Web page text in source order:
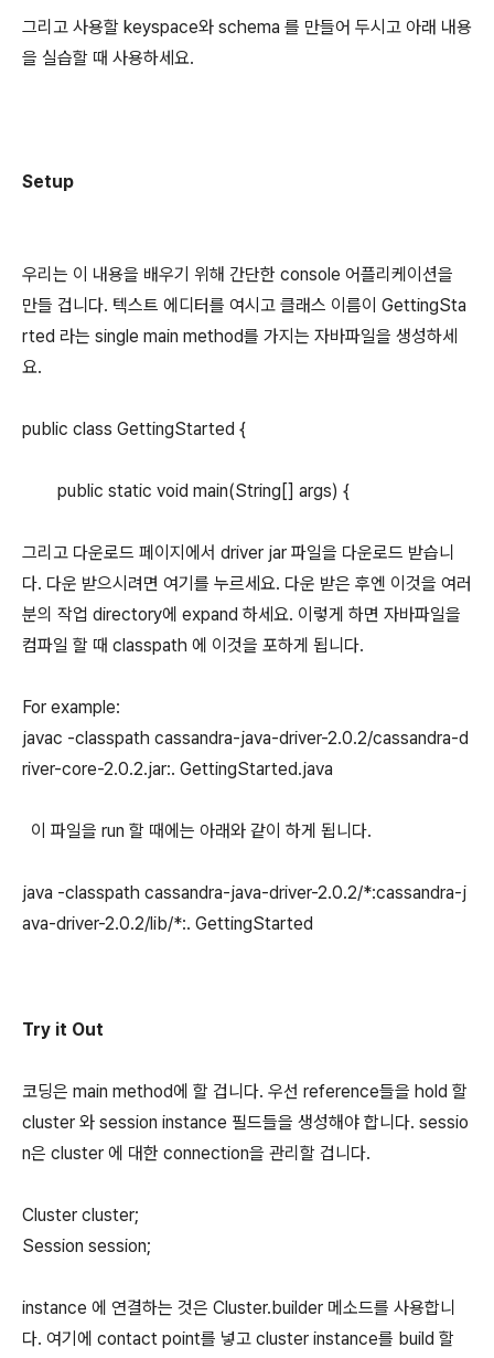
그리고 사용할 keyspace와 schema 를 만들어 두시고 아래 내용
을 실습할 때 사용하세요.
Setup
우리는 이 내용을 배우기 위해 간단한 console 어플리케이션을
만들 겁니다. 텍스트 에디터를 여시고 클래스 이름이 GettingSta
rted 라는 single main method를 가지는 자바파일을 생성하세
요.
public class GettingStarted {
public static void main(String[] args) {
그리고 다운로드 페이지에서 driver jar 파일을 다운로드 받습니
다. 다운 받으시려면 여기를 누르세요. 다운 받은 후엔 이것을 여러
분의 작업 directory에 expand 하세요. 이렇게 하면 자바파일을
컴파일 할 때 classpath 에 이것을 포하게 됩니다.
For example:
javac -classpath cassandra-java-driver-2.0.2/cassandra-d
river-core-2.0.2.jar:. GettingStarted.java
이 파일을 run 할 때에는 아래와 같이 하게 됩니다.
java -classpath cassandra-java-driver-2.0.2/*:cassandra-j
ava-driver-2.0.2/lib/*:. GettingStarted
Try it Out
코딩은 main method에 할 겁니다. 우선 reference들을 hold 할
cluster 와 session instance 필드들을 생성해야 합니다. sessio
n은 cluster 에 대한 connection을 관리할 겁니다.
Cluster cluster;
Session session;
instance 에 연결하는 것은 Cluster.builder 메소드를 사용합니
다. 여기에 contact point를 넣고 cluster instance를 build 할